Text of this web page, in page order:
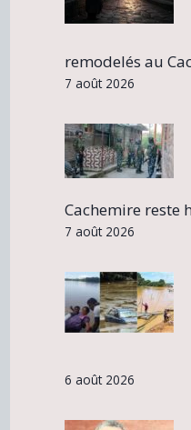
remodelés au
7 août 2026
Cachemire reste
7 août 2026
6 août 2026